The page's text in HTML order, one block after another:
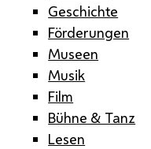
Geschichte
Förderungen
Museen
Musik
Film
Bühne & Tanz
Lesen